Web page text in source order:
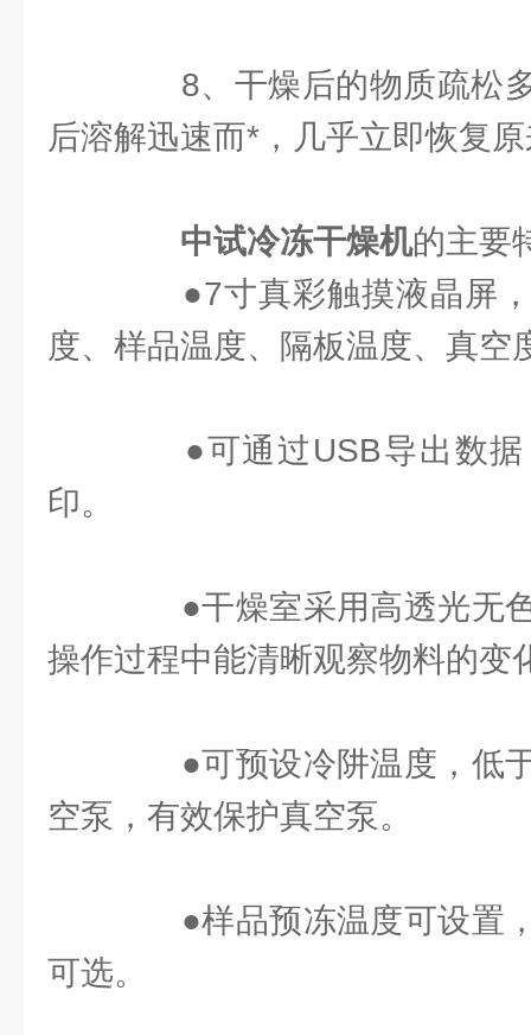
8、干燥后的物质疏松多
后溶解迅速而*，几乎立即恢复
中试冷冻干燥机的主要
●7寸真彩触摸液晶屏，
度、样品温度、隔板温度、真空
●可通过USB导出数据
印。
●干燥室采用高透光无色
操作过程中能清晰观察物料的变
●可预设冷阱温度，低于
空泵，有效保护真空泵。
●样品预冻温度可设置，
可选。